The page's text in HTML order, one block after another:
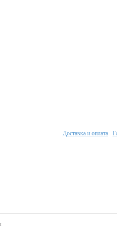
Доставка и оплата